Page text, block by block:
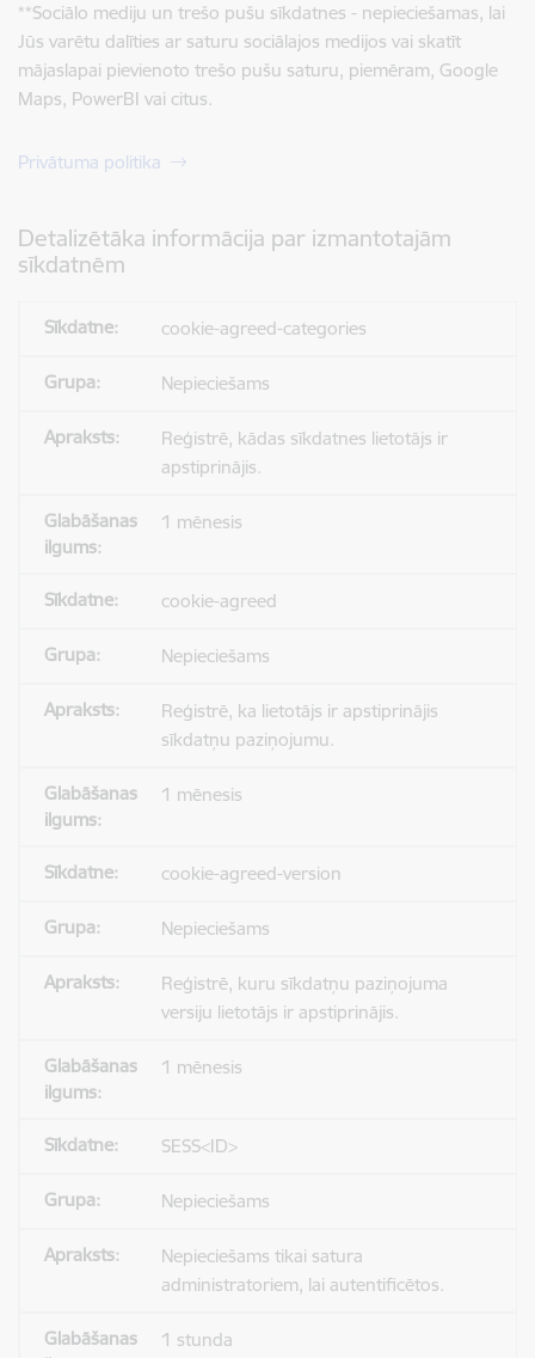
**Sociālo mediju un trešo pušu sīkdatnes - nepieciešamas, lai
Jūs varētu dalīties ar saturu sociālajos medijos vai skatīt
mājaslapai pievienoto trešo pušu saturu, piemēram, Google
Maps, PowerBI vai citus.
Privātuma politika
Detalizētāka informācija par izmantotajām
sīkdatnēm
cookie-agreed-categories
Nepieciešams
Reģistrē, kādas sīkdatnes lietotājs ir
apstiprinājis.
1 mēnesis
cookie-agreed
Nepieciešams
Reģistrē, ka lietotājs ir apstiprinājis
sīkdatņu paziņojumu.
1 mēnesis
cookie-agreed-version
Nepieciešams
Reģistrē, kuru sīkdatņu paziņojuma
versiju lietotājs ir apstiprinājis.
1 mēnesis
SESS<ID>
Nepieciešams
Nepieciešams tikai satura
administratoriem, lai autentificētos.
1 stunda